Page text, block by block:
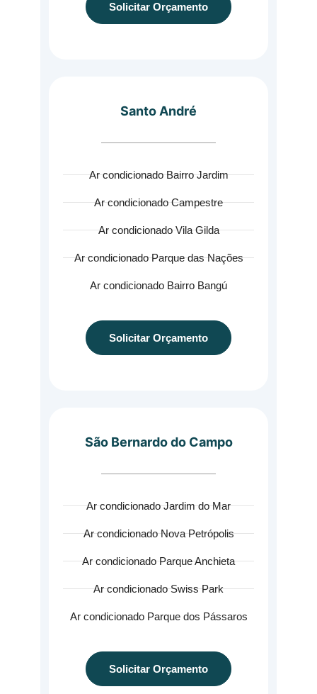
Solicitar Orçamento
Santo André
Ar condicionado Bairro Jardim
Ar condicionado Campestre
Ar condicionado Vila Gilda
Ar condicionado Parque das Nações
Ar condicionado Bairro Bangú
Solicitar Orçamento
São Bernardo do Campo
Ar condicionado Jardim do Mar
Ar condicionado Nova Petrópolis
Ar condicionado Parque Anchieta
Ar condicionado Swiss Park
Ar condicionado Parque dos Pássaros
Solicitar Orçamento